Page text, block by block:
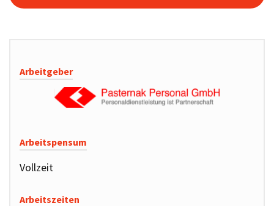
Arbeitgeber
Arbeitspensum
Vollzeit
Arbeitszeiten